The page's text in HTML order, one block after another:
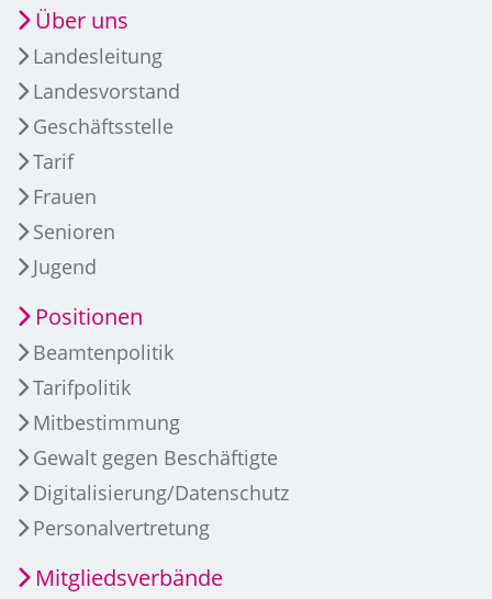
Über uns
Landesleitung
Landesvorstand
Geschäftsstelle
Tarif
Frauen
Senioren
Jugend
Positionen
Beamtenpolitik
Tarifpolitik
Mitbestimmung
Gewalt gegen Beschäftigte
Digitalisierung/Datenschutz
Personalvertretung
Mitgliedsverbände